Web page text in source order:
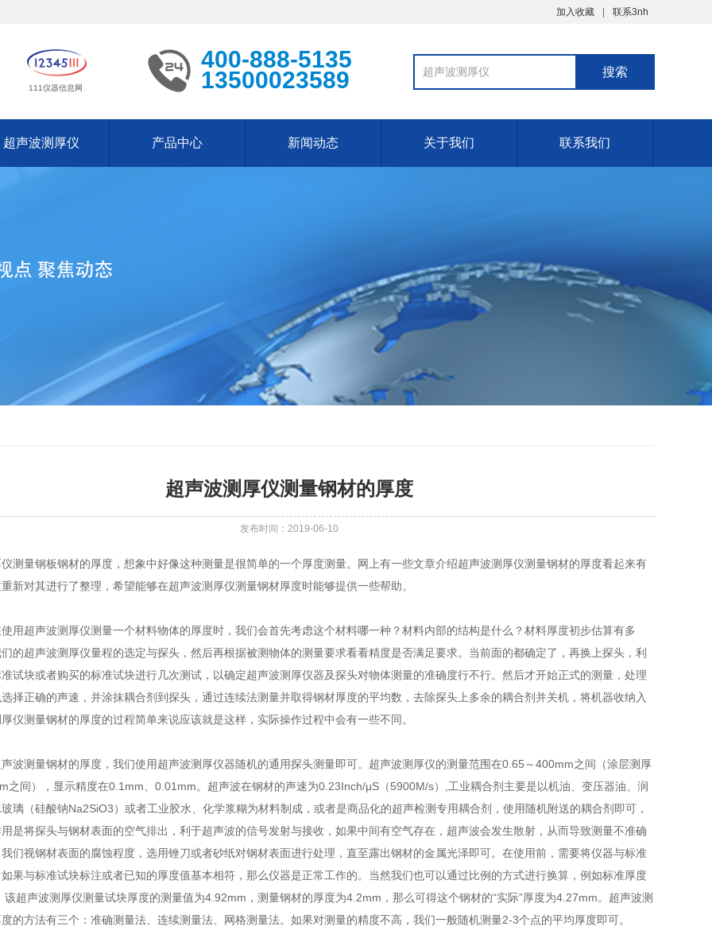
加入收藏 联系3nh
111仪器信息网
400-888-5135
13500023589
超声波测厚仪 产品中心 新闻动态 关于我们 联系我们
超声波测厚仪测量钢材的厚度
发布时间：2019-06-10
量钢板钢材的厚度，想象中好像这种测量是很简单的一个厚度测量。网上有一些文章介绍超声波测厚仪测量钢材的厚度看起来有
新对其进行了整理，希望能够在超声波测厚仪测量钢材厚度时能够提供一些帮助。
超声波测厚仪测量一个材料物体的厚度时，我们会首先考虑这个材料哪一种？材料内部的结构是什么？材料厚度初步估算有多
的超声波测厚仪量程的选定与探头，然后再根据被测物体的测量要求看看精度是否满足要求。当前面的都确定了，再换上探头，利
试块或者购买的标准试块进行几次测试，以确定超声波测厚仪器及探头对物体测量的准确度行不行。然后才开始正式的测量，处理
择正确的声速，并涂抹耦合剂到探头，通过连续法测量并取得钢材厚度的平均数，去除探头上多余的耦合剂并关机，将机器收纳入
仪测量钢材的厚度的过程简单来说应该就是这样，实际操作过程中会有一些不同。
测量钢材的厚度，我们使用超声波测厚仪器随机的通用探头测量即可。超声波测厚仪的测量范围在0.65～400mm之间（涂层测厚
之间），显示精度在0.1mm、0.01mm。超声波在钢材的声速为0.23Inch/μS（5900M/s）,工业耦合剂主要是以机油、变压器油、润
璃（硅酸钠Na2SiO3）或者工业胶水、化学浆糊为材料制成，或者是商品化的超声检测专用耦合剂，使用随机附送的耦合剂即可，
是将探头与钢材表面的空气排出，利于超声波的信号发射与接收，如果中间有空气存在，超声波会发生散射，从而导致测量不准确
们视钢材表面的腐蚀程度，选用锉刀或者砂纸对钢材表面进行处理，直至露出钢材的金属光泽即可。在使用前，需要将仪器与标准
果与标准试块标注或者已知的厚度值基本相符，那么仪器是正常工作的。当然我们也可以通过比例的方式进行换算，例如标准厚度
超声波测厚仪测量试块厚度的测量值为4.92mm，测量钢材的厚度为4.2mm，那么可得这个钢材的“实际”厚度为4.27mm。超声波测
的方法有三个：准确测量法、连续测量法、网格测量法。如果对测量的精度不高，我们一般随机测量2-3个点的平均厚度即可。